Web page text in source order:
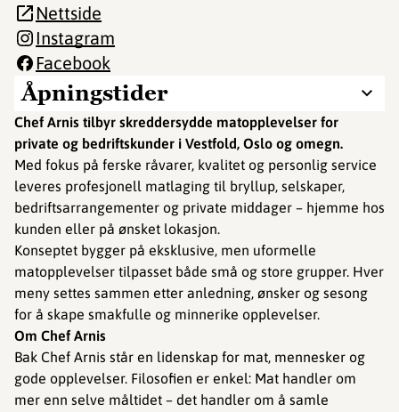
Åpningstider
Chef Arnis tilbyr skreddersydde matopplevelser for
private og bedriftskunder i Vestfold, Oslo og omegn.
Med fokus på ferske råvarer, kvalitet og personlig service
leveres profesjonell matlaging til bryllup, selskaper,
bedriftsarrangementer og private middager – hjemme hos
kunden eller på ønsket lokasjon.
Konseptet bygger på eksklusive, men uformelle
matopplevelser tilpasset både små og store grupper. Hver
meny settes sammen etter anledning, ønsker og sesong
for å skape smakfulle og minnerike opplevelser.
Om Chef Arnis
Bak Chef Arnis står en lidenskap for mat, mennesker og
gode opplevelser. Filosofien er enkel: Mat handler om
mer enn selve måltidet – det handler om å samle
Nettside
Instagram
Facebook